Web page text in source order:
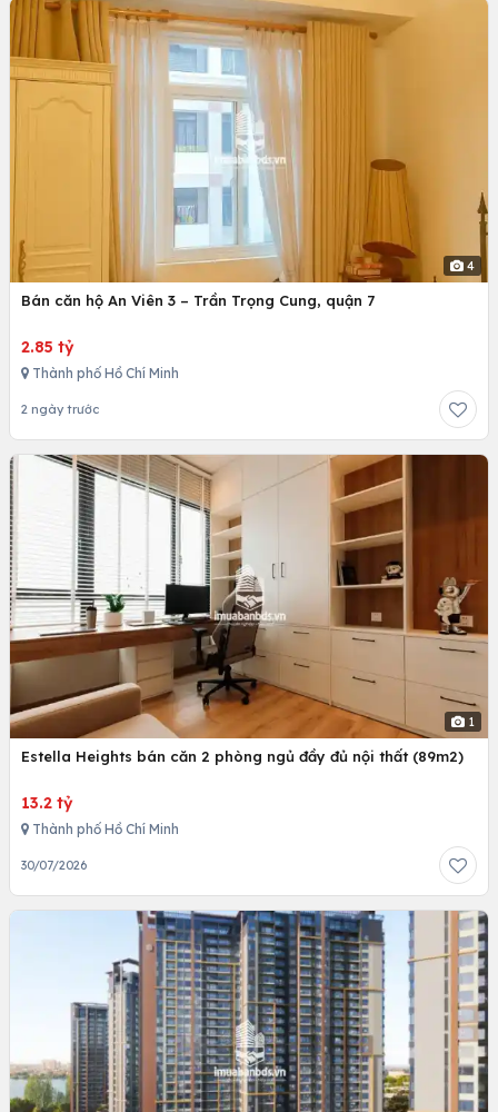
4
Bán căn hộ An Viên 3 – Trần Trọng Cung, quận 7
2.85 tỷ
Thành phố Hồ Chí Minh
2 ngày trước
1
Estella Heights bán căn 2 phòng ngủ đầy đủ nội thất (89m2)
13.2 tỷ
Thành phố Hồ Chí Minh
30/07/2026